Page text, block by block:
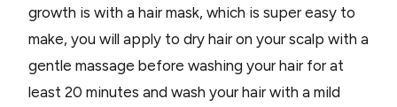
growth is with a hair mask, which is super easy to
make, you will apply to dry hair on your scalp with a
gentle massage before washing your hair for at
least 20 minutes and wash your hair with a mild